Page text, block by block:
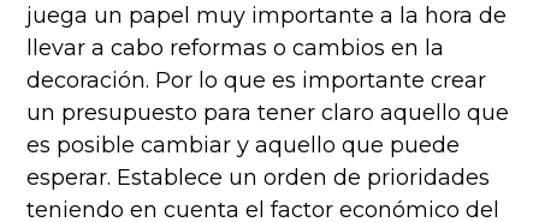
juega un papel muy importante a la hora de
llevar a cabo reformas o cambios en la
decoración. Por lo que es importante crear
un presupuesto para tener claro aquello que
es posible cambiar y aquello que puede
esperar. Establece un orden de prioridades
teniendo en cuenta el factor económico del